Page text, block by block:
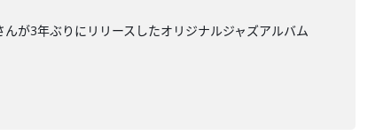
が3年ぶりにリリースしたオリジナルジャズアルバム